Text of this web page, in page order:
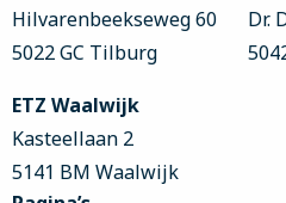
Hilvarenbeekseweg 60
5022 GC Tilburg
Dr.
ETZ Waalwijk
Kasteellaan 2
5141 BM Waalwijk